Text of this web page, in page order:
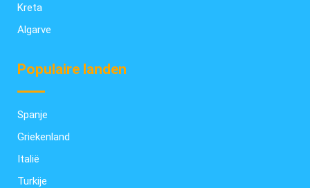
Kreta
Algarve
Populaire landen
Spanje
Griekenland
Italië
Turkije